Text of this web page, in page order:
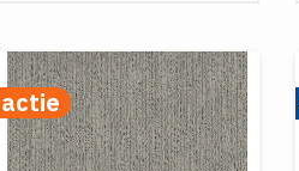
actie